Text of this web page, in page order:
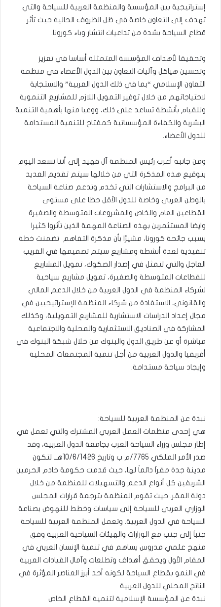
إستراتيجية بين المؤسسة والمنظمة العربية للسياحة والتي
تهدف إلى التعاون خاصة في ظل الظروف الحالية حيث تأثر
قطاع السياحة بشدة من تداعيات انتشار وباء كورونا.
وتحقيقا لأهداف المؤسسة المتمثلة أساسا في تعزيز
وتحسين هياكل وآليات التعاون بين الدول الأعضاء في منظمة
التعاون الإسلامي “بما في ذلك الدول العربية” والاستجابة
لاحتياجاتهم من خلال توفير التمويل اللازم للمشاريع التنموية
وللقيام بأنشطة تساعد على ذلك، ووعيا منها بأهمية التنمية
البشرية والكفاءة المؤسساتية كمفتاح للتنمية المستدامة
للدول الأعضاء.
ومن جانبه أعرب رئيس المنظمة آل فهيد إلى أننا نسعد اليوم
بتوقيع هذه المذكرة التي من خلالها سيتم تقديم العديد
من البرامج والاستشارات التي تخدم وتدعم صناعة السياحة
بالوطن العربي وخاصة للدول الأقل حظا على مستوى
القطاعين العام والخاص والمشروعات المتوسطة والصغيرة
وايضا المستثمرين بهذه الصناعة المهمة الذين تأثروا كثيرا
بسبب جائحة كورونا، مشيرًا بأن مذكرة التفاهم تضمنت خطة
تنفيذية لعدة أنشطة ومشاريع سيتم تصميمها في القريب
العاجل والتي تتمثل في إصدار الصكوك، تمويل المشاريع
للقطاعات المتوسطة والصغيرة، تمويل مشاريع سياحية
لشركاء المنظمة في الدول العربية من خلال الدعم المالي
والقانوني، الاستفادة من شركاء المنظمة الإستراتيجيين في
مجال إعداد الدراسات الاستشارية للمشاريع التمويلية، وكذلك
المشاركة في الصناديق الاستثمارية والمحلية والاجتماعية
مباشرة أو عن طريق الدول والبنوك من خلال شبكة البنوك في
أفريقيا والدول العربية من أجل تنمية المجتمعات المحلية
وإيجاد سياحة مستدامة.
نبذة عن المنظمة العربية للسياحة:
هي إحدى منظمات العمل العربي المشترك والتي تعمل في
إطار مجلس وزراء السياحة العرب بجامعة الدول العربية، وقد
صدر الأمر الملكي 7765/م ب وتاريخ 10/6/1426هـ. لتكون
مدينة جدة مقراَ دائماَ لها، حيث قدمت حكومة خادم الحرمين
الشريفين كل أنواع الدعم والتسهيلات للمنظمة من خلال
دولة المقر. حيث تقوم المنظمة بترجمة قرارات المجلس
الوزاري العربي للسياحة إلى سياسات وخطط للنهوض بصناعة
السياحة في الدول العربية. وتعمل المنظمة العربية للسياحة
جنباَ إلى جنب مع الوزارات والهيئات السياحية العربية وفق
منهج علمي مدروس يساهم في تنمية الإنسان العربي في
المقام الأول ويحقق أهداف وتطلعات وآمال القيادات العربية
في النمو بقطاع السياحة لكونه أحد أبرز العناصر المؤثرة في
الناتج المحلي للدول العربية
نبذة عن المؤسسة الإسلامية لتنمية القطاع الخاص